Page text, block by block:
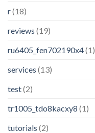
r(18)
reviews (19)
ru6405_fen702190x4(1)
services (13)
test(2)
tr1005_tdo8kacxy8 (1)
tutorials (2)